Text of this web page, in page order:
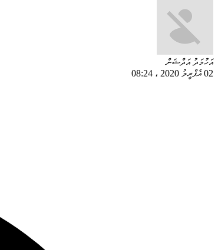
އަހުމަދު އަދްޝަން
02 އެޕްރީލު 2020
، 08:24